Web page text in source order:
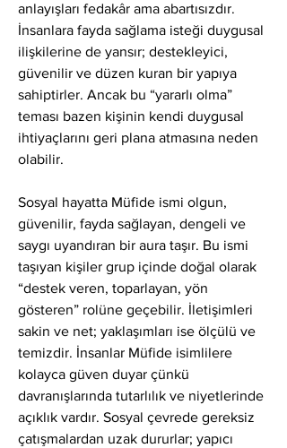
anlayışları fedakâr ama abartısızdır.
İnsanlara fayda sağlama isteği duygusal
ilişkilerine de yansır; destekleyici,
güvenilir ve düzen kuran bir yapıya
sahiptirler. Ancak bu “yararlı olma”
teması bazen kişinin kendi duygusal
ihtiyaçlarını geri plana atmasına neden
olabilir.
Sosyal hayatta Müfide ismi olgun,
güvenilir, fayda sağlayan, dengeli ve
saygı uyandıran bir aura taşır. Bu ismi
taşıyan kişiler grup içinde doğal olarak
“destek veren, toparlayan, yön
gösteren” rolüne geçebilir. İletişimleri
sakin ve net; yaklaşımları ise ölçülü ve
temizdir. İnsanlar Müfide isimlilere
kolayca güven duyar çünkü
davranışlarında tutarlılık ve niyetlerinde
açıklık vardır. Sosyal çevrede gereksiz
çatışmalardan uzak dururlar; yapıcı